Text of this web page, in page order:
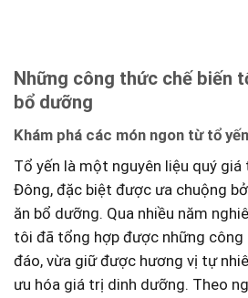
Những công thức chế ⁢biến
bổ dưỡng
Khám phá các món ngon từ tổ ⁣yến
Tổ yến là một nguyên‍ liệu ⁤quý
Đông, đặc biệt ​được ưa chuộng
ăn bổ dưỡng. Qua nhiều năm
tôi đã tổng‍ hợp được những
đáo, vừa giữ⁢ được hương vị tự
ưu ⁢hóa giá trị dinh dưỡng. Theo